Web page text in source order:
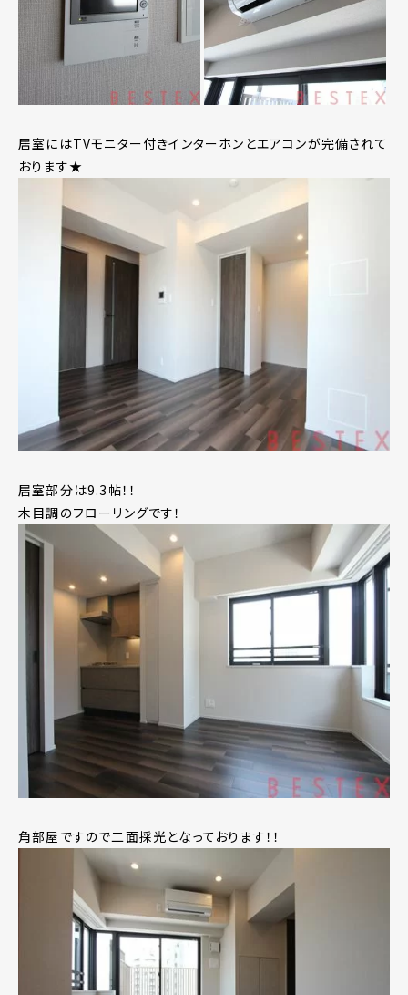
居室にはTVモニター付きインターホンとエアコンが完備されて
おります★
居室部分は9.3帖！！
木目調のフローリングです！
角部屋ですので二面採光となっております！！